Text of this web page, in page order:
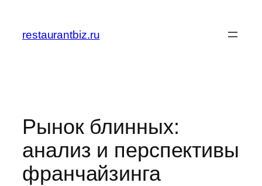
содержимому
restaurantbiz.ru
Рынок блинных:
анализ и перспективы
франчайзинга